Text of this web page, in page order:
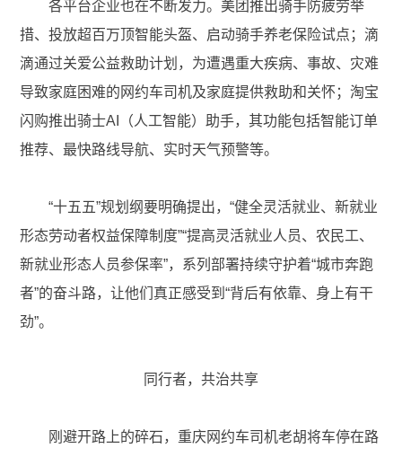
各平台企业也在不断发力。美团推出骑手防疲劳举
措、投放超百万顶智能头盔、启动骑手养老保险试点；滴
滴通过关爱公益救助计划，为遭遇重大疾病、事故、灾难
导致家庭困难的网约车司机及家庭提供救助和关怀；淘宝
闪购推出骑士AI（人工智能）助手，其功能包括智能订单
推荐、最快路线导航、实时天气预警等。
“十五五”规划纲要明确提出，“健全灵活就业、新就业
形态劳动者权益保障制度”“提高灵活就业人员、农民工、
新就业形态人员参保率”，系列部署持续守护着“城市奔跑
者”的奋斗路，让他们真正感受到“背后有依靠、身上有干
劲”。
同行者，共治共享
刚避开路上的碎石，重庆网约车司机老胡将车停在路